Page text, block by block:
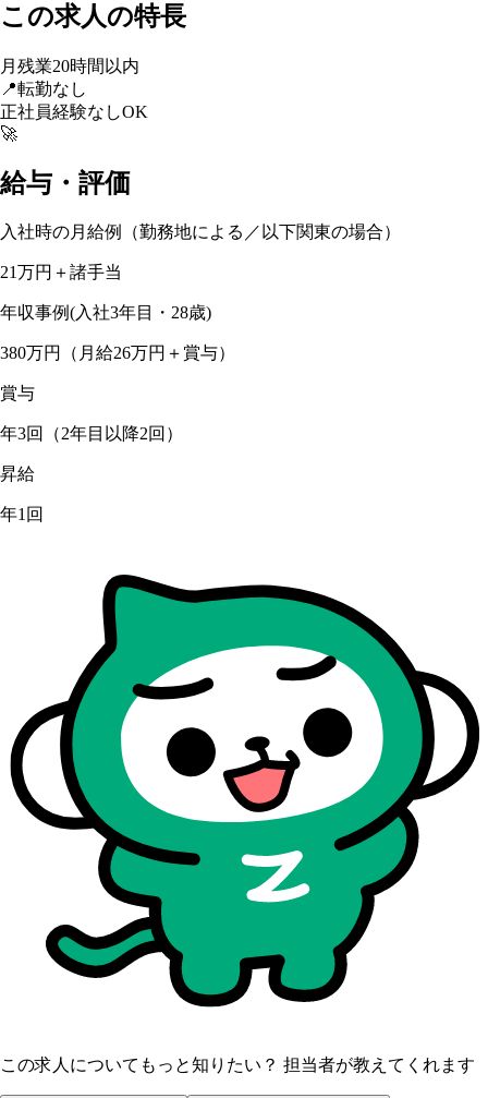
この求人の特長
月残業20時間以内
📍転勤なし
正社員経験なしOK
🚀
給与・評価
入社時の月給例（勤務地による／以下関東の場合）
21万円＋諸手当
年収事例(入社3年目・28歳)
380万円（月給26万円＋賞与）
賞与
年3回（2年目以降2回）
昇給
年1回
この求人についてもっと知りたい？ 担当者が教えてくれます